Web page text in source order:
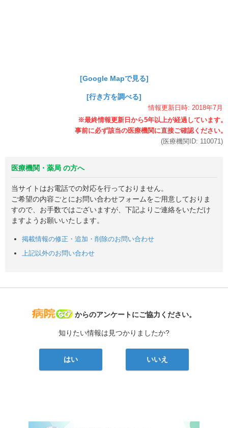
[Google Mapで見る]
[行き方を調べる]
情報更新日時: 2018年7月
(医療機関ID: 110071 )
医療機関・薬局 の方へ
当サイトはお電話での対応を行っておりません。
ご希望の内容ごとにお問い合わせフォームをご用意しておりま
すので、お手数ではございますが、下記よりご連絡をいただけ
ますようお願いいたします。
掲載情報の修正・追加・削除のお問い合わせ
上記以外のお問い合わせ
病院なび
からのアンケートにご協力ください。
知りたい情報は見つかりましたか?
はい いいえ